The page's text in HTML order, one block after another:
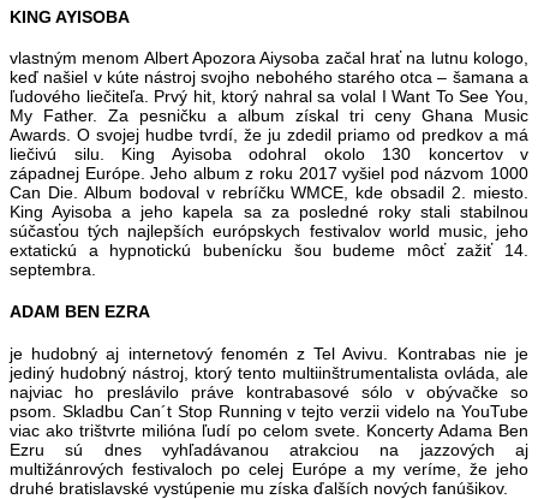
KING AYISOBA
vlastným menom Albert Apozora Aiysoba začal hrať na lutnu kologo,
keď našiel v kúte nástroj svojho nebohého starého otca – šamana a
ľudového liečiteľa. Prvý hit, ktorý nahral sa volal I Want To See You,
My Father. Za pesničku a album získal tri ceny Ghana Music
Awards. O svojej hudbe tvrdí, že ju zdedil priamo od predkov a má
liečivú silu. King Ayisoba odohral okolo 130 koncertov v
západnej Európe. Jeho album z roku 2017 vyšiel pod názvom 1000
Can Die. Album bodoval v rebríčku WMCE, kde obsadil 2. miesto.
King Ayisoba a jeho kapela sa za posledné roky stali stabilnou
súčasťou tých najlepších európskych festivalov world music, jeho
extatickú a hypnotickú bubenícku šou budeme môcť zažiť 14.
septembra.
ADAM BEN EZRA
je hudobný aj internetový fenomén z Tel Avivu. Kontrabas nie je
jediný hudobný nástroj, ktorý tento multiinštrumentalista ovláda, ale
najviac ho preslávilo práve kontrabasové sólo v obývačke so
psom. Skladbu Can´t Stop Running v tejto verzii videlo na YouTube
viac ako trištvrte milióna ľudí po celom svete. Koncerty Adama Ben
Ezru sú dnes vyhľadávanou atrakciou na jazzových aj
multižánrových festivaloch po celej Európe a my veríme, že jeho
druhé bratislavské vystúpenie mu získa ďalších nových fanúšikov.